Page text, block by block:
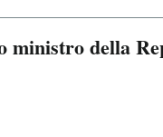
ministro della